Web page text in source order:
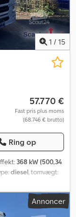
1 / 15
57.770 €
Fast pris plus moms
(68.746 € brutto)
Ring op
368 kW (500,34
diesel , tomvægt:
, næste syn (TÜV):
automatisk,
sæder:
Annoncer